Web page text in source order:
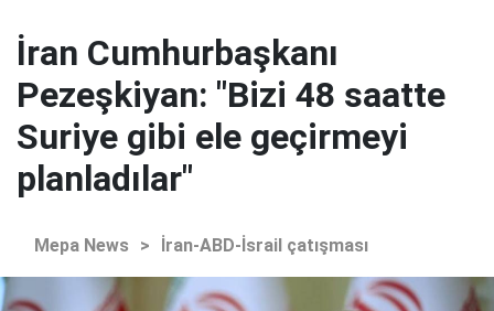
İran Cumhurbaşkanı
Pezeşkiyan: "Bizi 48 saatte
Suriye gibi ele geçirmeyi
planladılar"
Mepa News > İran-ABD-İsrail çatışması